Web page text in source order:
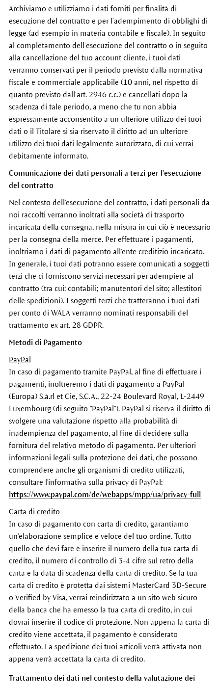
Archiviamo e utilizziamo i dati forniti per finalità di
esecuzione del contratto e per l’adempimento di obblighi di
legge (ad esempio in materia contabile e fiscale). In seguito
al completamento dell’esecuzione del contratto o in seguito
alla cancellazione del tuo account cliente, i tuoi dati
verranno conservati per il periodo previsto dalla normativa
fiscale e commerciale applicabile (10 anni, nel rispetto di
quanto previsto dall’art. 2946 c.c.) e cancellati dopo la
scadenza di tale periodo, a meno che tu non abbia
espressamente acconsentito a un ulteriore utilizzo dei tuoi
dati o il Titolare si sia riservato il diritto ad un ulteriore
utilizzo dei tuoi dati legalmente autorizzato, di cui verrai
debitamente informato.
Comunicazione dei dati personali a terzi per l’esecuzione
del contratto
Nel contesto dell'esecuzione del contratto, i dati personali da
noi raccolti verranno inoltrati alla società di trasporto
incaricata della consegna, nella misura in cui ciò è necessario
per la consegna della merce. Per effettuare i pagamenti,
inoltriamo i dati di pagamento all'ente creditizio incaricato.
In generale, i tuoi dati potranno essere comunicati a soggetti
terzi che ci forniscono servizi necessari per adempiere al
contratto (tra cui: contabili; manutentori del sito; allestitori
delle spedizioni). I soggetti terzi che tratteranno i tuoi dati
per conto di WALA verranno nominati responsabili del
trattamento ex art. 28 GDPR.
Metodi di Pagamento
PayPal
In caso di pagamento tramite PayPal, al fine di effettuare i
pagamenti, inoltreremo i dati di pagamento a PayPal
(Europa) S.à.rl et Cie, S.C.A., 22-24 Boulevard Royal, L-2449
Luxembourg (di seguito "PayPal"). PayPal si riserva il diritto di
svolgere una valutazione rispetto alla probabilità di
inadempienza del pagamento, al fine di decidere sulla
fornitura del relativo metodo di pagamento. Per ulteriori
informazioni legali sulla protezione dei dati, che possono
comprendere anche gli organismi di credito utilizzati,
consultare l'informativa sulla privacy di PayPal:
https://www.paypal.com/de/webapps/mpp/ua/privacy-full
Carta di credito
In caso di pagamento con carta di credito, garantiamo
un'elaborazione semplice e veloce del tuo ordine. Tutto
quello che devi fare è inserire il numero della tua carta di
credito, il numero di controllo di 3-4 cifre sul retro della
carta e la data di scadenza della carta di credito. Se la tua
carta di credito è protetta dai sistemi MasterCard 3D-Secure
o Verified by Visa, verrai reindirizzato a un sito web sicuro
della banca che ha emesso la tua carta di credito, in cui
dovrai inserire il codice di protezione. Non appena la carta di
credito viene accettata, il pagamento è considerato
effettuato. La spedizione dei tuoi articoli verrà attivata non
appena verrà accettata la carta di credito.
Trattamento dei dati nel contesto della valutazione dei